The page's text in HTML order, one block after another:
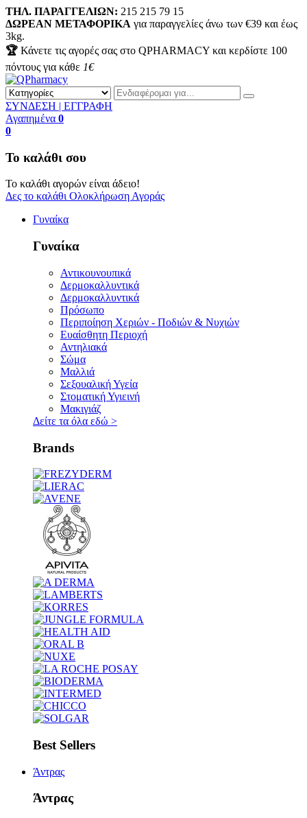
ΤΗΛ. ΠΑΡΑΓΓΕΛΙΩΝ: 215 215 79 15
ΔΩΡΕΑΝ ΜΕΤΑΦΟΡΙΚΑ για παραγγελίες άνω των €39 και έως
3kg.
🏆 Κάνετε τις αγορές σας στο QPHARMACY και κερδίστε 100
πόντους για κάθε 1€
ΣΥΝΔΕΣΗ | ΕΓΓΡΑΦΗ
Αγαπημένα 0
0
Το καλάθι σου
Το καλάθι αγορών είναι άδειο!
Δες το καλάθιΟλοκλήρωση Αγοράς
Γυναίκα
Γυναίκα
Αντικουνουπικά
Δερμοκαλλυντικά
Δερμοκαλλυντικά
Πρόσωπο
Περιποίηση Χεριών - Ποδιών & Νυχιών
Ευαίσθητη Περιοχή
Αντηλιακά
Σώμα
Μαλλιά
Σεξουαλική Υγεία
Στοματική Υγιεινή
Μακιγιάζ
Δείτε τα όλα εδώ >
Brands
Best Sellers
Άντρας
Άντρας